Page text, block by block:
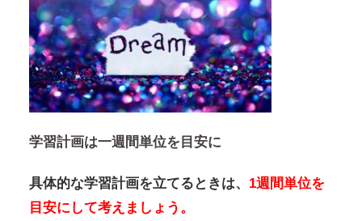
学習計画は一週間単位を目安に
具体的な学習計画を立てるときは、 1週間単位を
目安にして考えましょう。